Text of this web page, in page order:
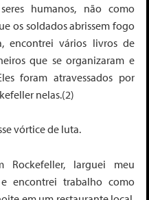
humanos, não como
os soldados abrissem fogo
encontrei vários livros de
que se organizaram e
foram atravessados por
nelas.(2)
vórtice de luta.
larguei meu
encontrei trabalho como